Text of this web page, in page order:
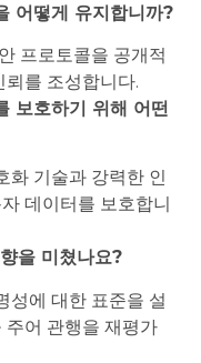
어떻게 유지합니까?
프로토콜을 공개적
를 조성합니다.
보호하기 위해 어떤
화 기술과 강력한 인
데이터를 보호합니
을 미쳤나요?
성에 대한 표준을 설
주어 관행을 재평가